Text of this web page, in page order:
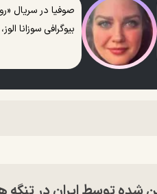
صوفیا در سریال
بیوگرافی سوزانا